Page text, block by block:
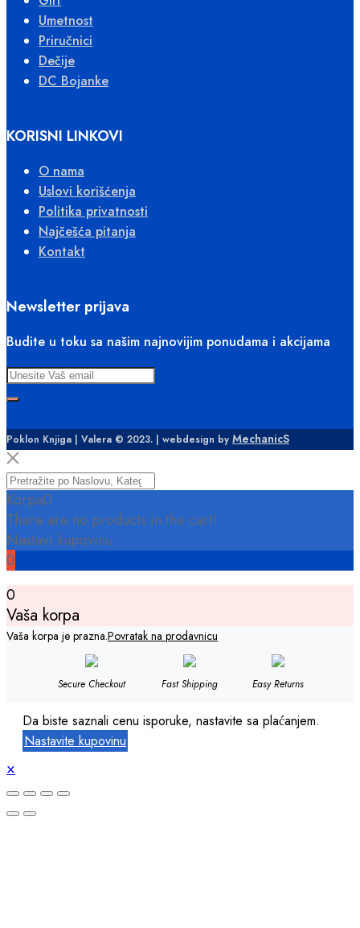
Umetnost
Priručnici
Dečije
DC Bojanke
KORISNI LINKOVI
O nama
Uslovi korišćenja
Politika privatnosti
Najčešća pitanja
Kontakt
Newsletter prijava
Budite u toku sa našim najnovijim ponudama i akcijama
Poklon Knjiga | Valera © 2023. | webdesign by MechanicS
Korpa0
There are no products in the cart!
Nastavi kupovinu
0
0
Vaša korpa
Vaša korpa je prazna.Povratak na prodavnicu
Secure Checkout Fast Shipping Easy Returns
Da biste saznali cenu isporuke, nastavite sa plaćanjem.
Nastavite kupovinu
×